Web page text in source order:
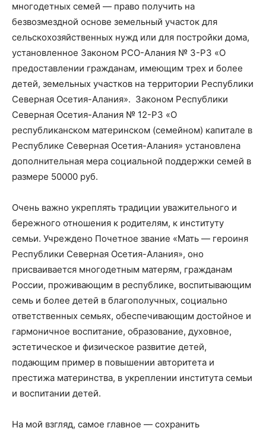
многодетных семей — право получить на
безвозмездной основе земельный участок для
сельскохозяйственных нужд или для постройки дома,
установленное Законом РСО-Алания № 3-РЗ «О
предоставлении гражданам, имеющим трех и более
детей, земельных участков на территории Республики
Северная Осетия-Алания». Законом Республики
Северная Осетия-Алания № 12-РЗ «О
республиканском материнском (семейном) капитале в
Республике Северная Осетия-Алания» установлена
дополнительная мера социальной поддержки семей в
размере 50000 руб.
Очень важно укреплять традиции уважительного и
бережного отношения к родителям, к институту
семьи. Учреждено Почетное звание «Мать — героиня
Республики Северная Осетия-Алания», оно
присваивается многодетным матерям, гражданам
России, проживающим в республике, воспитывающим
семь и более детей в благополучных, социально
ответственных семьях, обеспечивающим достойное и
гармоничное воспитание, образование, духовное,
эстетическое и физическое развитие детей,
подающим пример в повышении авторитета и
престижа материнства, в укреплении института семьи
и воспитании детей.
На мой взгляд, самое главное — сохранить